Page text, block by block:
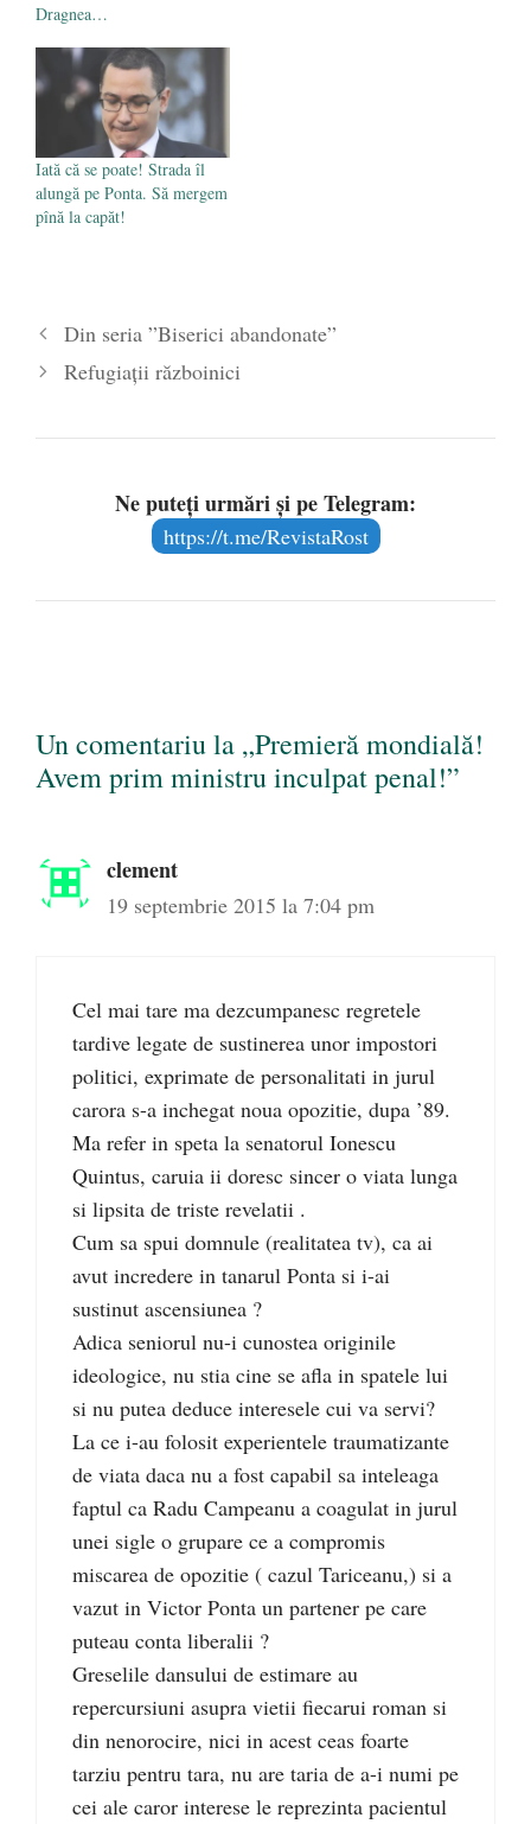
Dragnea…
Iată că se poate! Strada îl
alungă pe Ponta. Să mergem
pînă la capăt!
Din seria ”Biserici abandonate”
Refugiaţii războinici
Ne puteți urmări și pe Telegram:
https://t.me/RevistaRost
Un comentariu la „Premieră mondială!
Avem prim ministru inculpat penal!”
clement
19 septembrie 2015 la 7:04 pm
Cel mai tare ma dezcumpanesc regretele
tardive legate de sustinerea unor impostori
politici, exprimate de personalitati in jurul
carora s-a inchegat noua opozitie, dupa ’89.
Ma refer in speta la senatorul Ionescu
Quintus, caruia ii doresc sincer o viata lunga
si lipsita de triste revelatii .
Cum sa spui domnule (realitatea tv), ca ai
avut incredere in tanarul Ponta si i-ai
sustinut ascensiunea ?
Adica seniorul nu-i cunostea originile
ideologice, nu stia cine se afla in spatele lui
si nu putea deduce interesele cui va servi?
La ce i-au folosit experientele traumatizante
de viata daca nu a fost capabil sa inteleaga
faptul ca Radu Campeanu a coagulat in jurul
unei sigle o grupare ce a compromis
miscarea de opozitie ( cazul Tariceanu,) si a
vazut in Victor Ponta un partener pe care
puteau conta liberalii ?
Greselile dansului de estimare au
repercursiuni asupra vietii fiecarui roman si
din nenorocire, nici in acest ceas foarte
tarziu pentru tara, nu are taria de a-i numi pe
cei ale caror interese le reprezinta pacientul